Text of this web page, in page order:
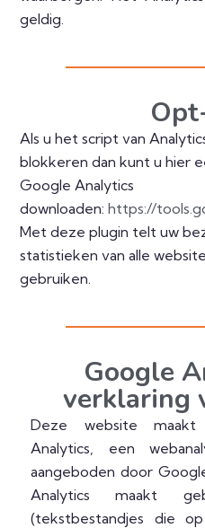
geldig.
Als u het script van
blokkeren dan kunt u hier
Google Analytics
downloaden: https://
Met deze plugin telt uw
statistieken van alle
gebruiken.
Google
verklaring
Deze website
Analytics, een
aangeboden door
Analytics maakt
(tekstbestandjes die